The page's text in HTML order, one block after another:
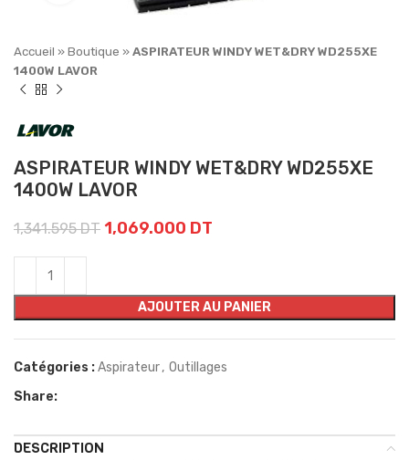
Accueil » Boutique » ASPIRATEUR WINDY WET&DRY WD255XE
1400W LAVOR
ASPIRATEUR WINDY WET&DRY WD255XE
1400W LAVOR
1,341.595DT 1,069.000 DT
AJOUTER AU PANIER
Catégories :Aspirateur, Outillages
Share:
DESCRIPTION